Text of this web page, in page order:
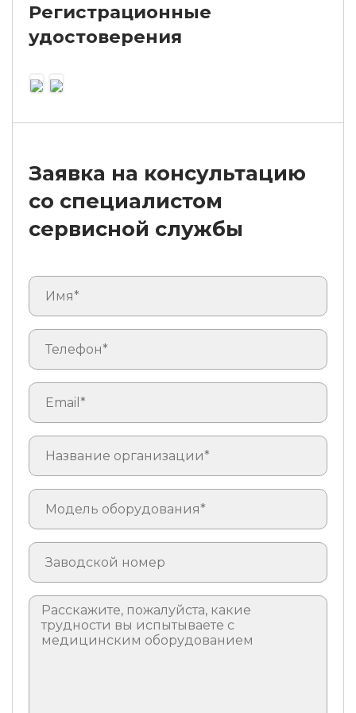
Регистрационные
удостоверения
Заявка на консультацию
со специалистом
сервисной службы